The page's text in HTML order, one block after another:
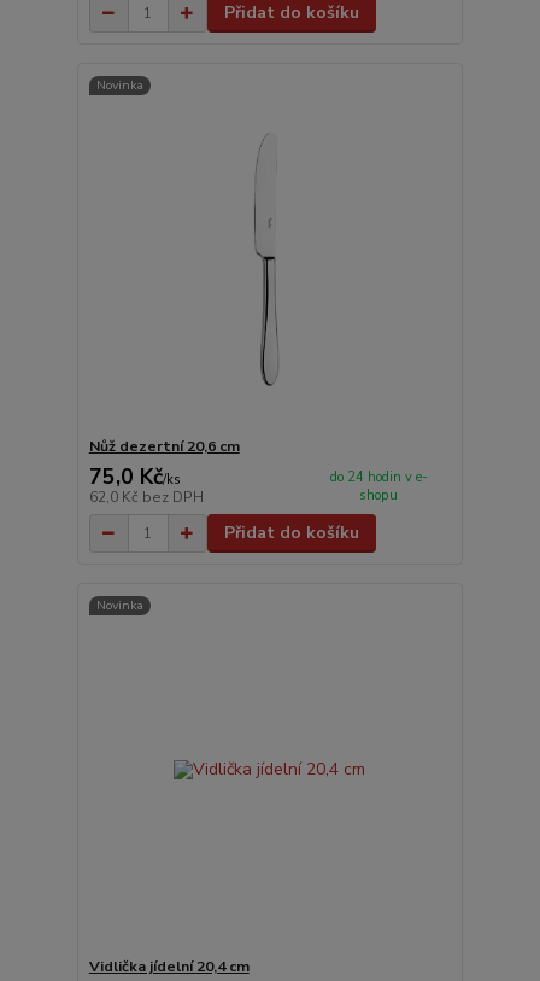
Přidat do košíku
Novinka
Nůž dezertní 20,6 cm
75,0 Kč/ks
62,0 Kč bez DPH
do 24 hodin v e-
shopu
Přidat do košíku
Novinka
Vidlička jídelní 20,4 cm